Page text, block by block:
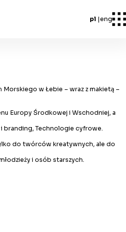
pl eng
w Łebie – wraz z makietą –
Europy Środkowej i Wschodniej, a
branding, Technologie cyfrowe.
do twórców kreatywnych, ale do
i osób starszych.